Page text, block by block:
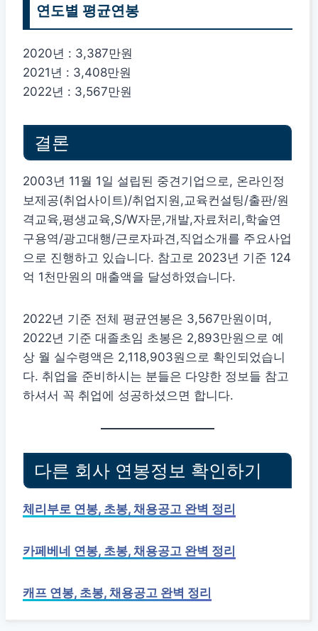
연도별 평균연봉
2020년 : 3,387만원
2021년 : 3,408만원
2022년 : 3,567만원
결론
2003년 11월 1일 설립된 중견기업으로, 온라인정
보제공(취업사이트)/취업지원,교육컨설팅/출판/원
격교육,평생교육,S/W자문,개발,자료처리,학술연
구용역/광고대행/근로자파견,직업소개를 주요사업
으로 진행하고 있습니다. 참고로 2023년 기준 124
억 1천만원의 매출액을 달성하였습니다.
2022년 기준 전체 평균연봉은 3,567만원이며,
2022년 기준 대졸초임 초봉은 2,893만원으로 예
상 월 실수령액은 2,118,903원으로 확인되었습니
다. 취업을 준비하시는 분들은 다양한 정보들 참고
하셔서 꼭 취업에 성공하셨으면 합니다.
다른 회사 연봉정보 확인하기
체리부로 연봉, 초봉, 채용공고 완벽 정리
카페베네 연봉, 초봉, 채용공고 완벽 정리
캐프 연봉, 초봉, 채용공고 완벽 정리